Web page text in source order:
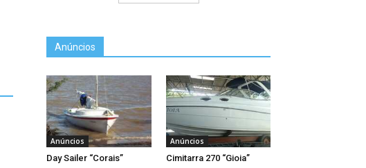
Anúncios
Anúncios
Day Sailer “Corais”
Anúncios
Cimitarra 270 “Gioia”